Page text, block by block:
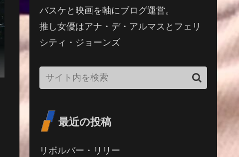
バスケと映画を軸にブログ運営。
推し女優はアナ・デ・アルマスとフェリ
シティ・ジョーンズ
最近の投稿
リボルバー・リリー